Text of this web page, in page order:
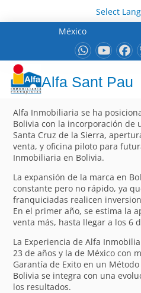
Select
México
Alfa Sant Pau
Alfa Inmobiliaria se ha
Bolivia con la incorporación de
Santa Cruz de la Sierra,
venta, y oficina piloto para
Inmobiliaria en Bolivia.
La expansión de la marca en
constante pero no rápido, ya
franquiciadas realicen
En el primer año, se estima la
venta más, hasta llegar a los 6
La Experiencia de Alfa
23 de años y la de México con
Garantía de Exito en un
Bolivia se integra con una
los resultados.